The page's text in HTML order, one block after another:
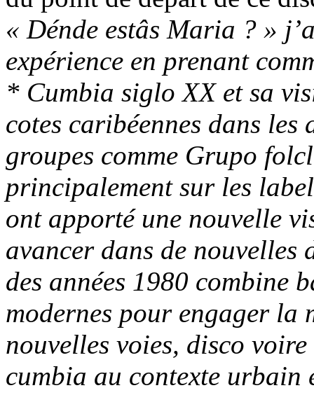
« Dénde estâs Maria ? »
expérience en prenant
* Cumbia siglo XX et sa
cotes caribéennes dans les
groupes comme Grupo
principalement sur les
ont apporté une nouvelle
avancer dans de
des années 1980 combine
modernes pour engager la
nouvelles voies, disco
cumbia au contexte urbain